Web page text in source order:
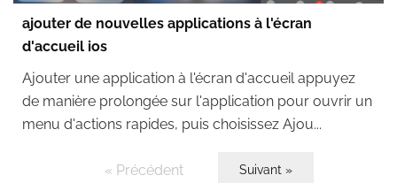
ajouter de nouvelles applications à l'écran
d'accueil ios
Ajouter une application à l'écran d'accueil appuyez
de manière prolongée sur l'application pour ouvrir un
menu d'actions rapides, puis choisissez Ajou...
« Précédent Suivant »